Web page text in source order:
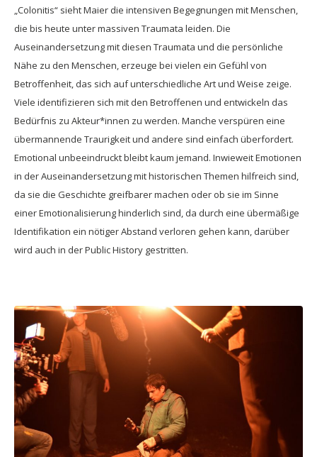
„Colonitis“ sieht Maier die intensiven Begegnungen mit Menschen,
die bis heute unter massiven Traumata leiden. Die
Auseinandersetzung mit diesen Traumata und die persönliche
Nähe zu den Menschen, erzeuge bei vielen ein Gefühl von
Betroffenheit, das sich auf unterschiedliche Art und Weise zeige.
Viele identifizieren sich mit den Betroffenen und entwickeln das
Bedürfnis zu Akteur*innen zu werden. Manche verspüren eine
übermannende Traurigkeit und andere sind einfach überfordert.
Emotional unbeeindruckt bleibt kaum jemand. Inwieweit Emotionen
in der Auseinandersetzung mit historischen Themen hilfreich sind,
da sie die Geschichte greifbarer machen oder ob sie im Sinne
einer Emotionalisierung hinderlich sind, da durch eine übermäßige
Identifikation ein nötiger Abstand verloren gehen kann, darüber
wird auch in der Public History gestritten.